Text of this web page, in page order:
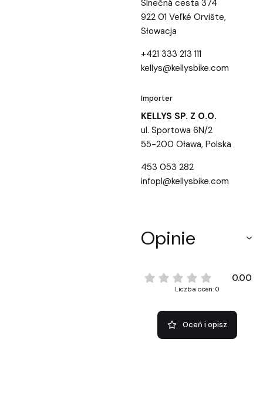
Slnečná cesta 374
922 01 Veľké Orvište,
Słowacja
+421 333 213 111
kellys@kellysbike.com
Importer
KELLYS SP. Z O.O.
ul. Sportowa 6N/2
55-200 Oława, Polska
453 053 282
infopl@kellysbike.com
Opinie
0.00
Liczba ocen: 0
Oceń i opisz